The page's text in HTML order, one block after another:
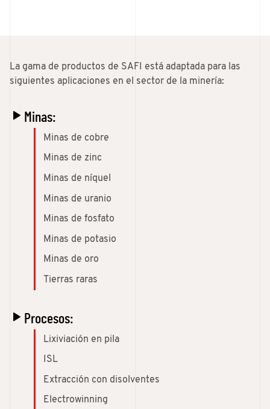
La gama de productos de SAFI está adaptada para las
siguientes aplicaciones en el sector de la minería:
Minas:
Minas de cobre
Minas de zinc
Minas de níquel
Minas de uranio
Minas de fosfato
Minas de potasio
Minas de oro
Tierras raras
Procesos:
Lixiviación en pila
ISL
Extracción con disolventes
Electrowinning